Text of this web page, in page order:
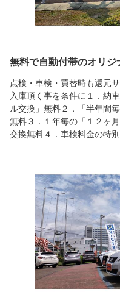
無料で自動付帯のオリジ
点検・車検・買替時も還元
入庫頂く事を条件に１．納
ル交換」無料２．「半年間
無料３．１年毎の「１２ヶ
交換無料４．車検料金の特